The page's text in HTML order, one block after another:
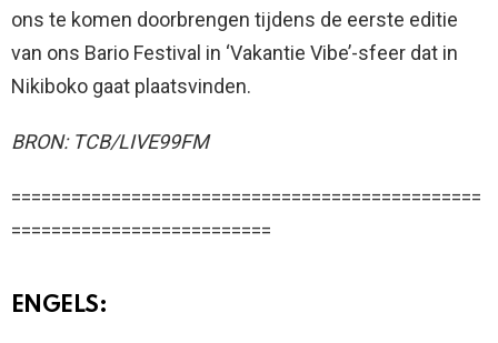
ons te komen doorbrengen tijdens de eerste editie
van ons Bario Festival in ‘Vakantie Vibe’-sfeer dat in
Nikiboko gaat plaatsvinden.
BRON: TCB/LIVE99FM
===============================================
==========================
ENGELS: